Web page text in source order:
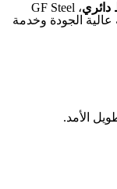
، GF Steel
الجودة وخدمة
الأمد.